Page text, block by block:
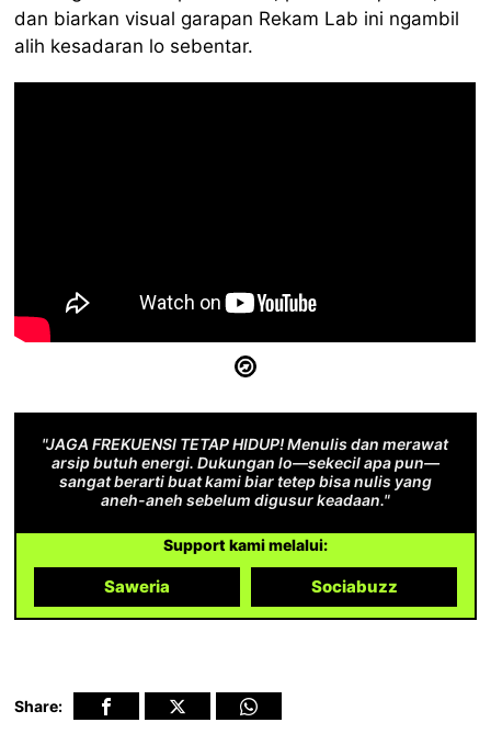
dan biarkan visual garapan Rekam Lab ini ngambil
alih kesadaran lo sebentar.
"JAGA FREKUENSI TETAP HIDUP! Menulis dan merawat
arsip butuh energi. Dukungan lo—sekecil apa pun—
sangat berarti buat kami biar tetep bisa nulis yang
aneh-aneh sebelum digusur keadaan."
Support kami melalui:
Saweria Sociabuzz
Share: